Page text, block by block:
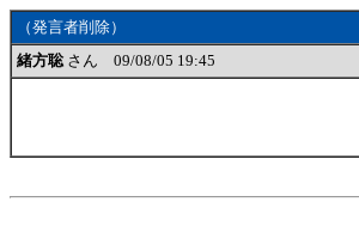
（発言者削除）
緒方聡 さん 09/08/05 19:45